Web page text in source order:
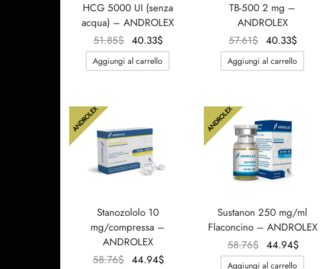
HCG 5000 UI (senza
acqua) – ANDROLEX
51.85$
Il
prezzo
originale
40.33$
prezzo
attuale
Aggiungi al carrello
TB-500 2 mg –
ANDROLEX
57.61$
Il
prezzo
originale
40.33$
attuale
Aggiungi al carrello
ANDROLEX
Stanozololo 10
mg/compressa –
ANDROLEX
58.76$
Il
44.94$
ANDROLEX
Sustanon 250 mg/ml
Flaconcino – ANDROLEX
58.76$
Il
prezzo
44.94$
Aggiungi al carrello